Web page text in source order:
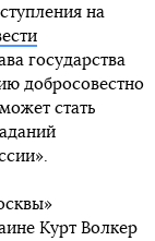
на
государства
добросовестно
стать
Курт Волкер